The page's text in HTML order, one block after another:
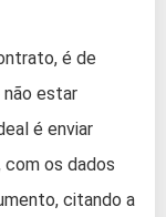
é de
não estar
é enviar
os dados
citando a